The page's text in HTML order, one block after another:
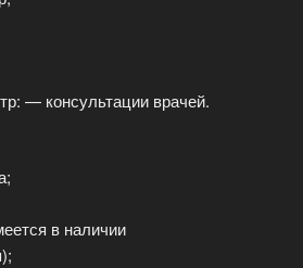
— консультации врачей.
в наличии